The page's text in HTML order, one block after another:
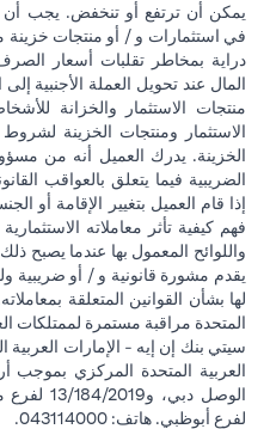
يمكن أن ترتفع أو تنخفض. يجب أن
في استثمارات و / أو منتجات خزينة
دراية بمخاطر تقلبات أسعار
المال عند تحويل العملة الأجنبية
منتجات الاستثمار والخزانة
الاستثمار ومنتجات الخزينة
الخزينة. يدرك العميل أنه من
الضريبية فيما يتعلق بالعواقب
إذا قام العميل بتغيير الإقامة أو
فهم كيفية تأثر معاملاته الاستثمارية
واللوائح المعمول بها عندما يصبح
يقدم مشورة قانونية و / أو ضريبية
لها بشأن القوانين المتعلقة
المتحدة مراقبة مستمرة لممتلكات
سيتي بنك إن إيه - الإمارات
لفرع أبوظبي. هاتف: 043114000.